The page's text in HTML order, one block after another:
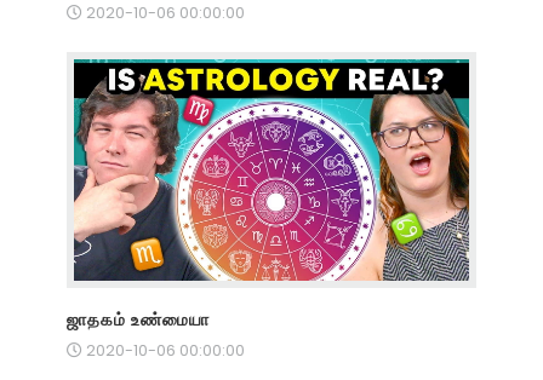
2020-10-06 00:00:00
ஜாதகம் உண்மையா
2020-10-06 00:00:00